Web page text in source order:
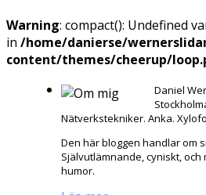
Warning: compact(): Undefined
in /home/danierse/
content/themes/cheerup/
Daniel
Nätverkstekniker. Anka.
Den här bloggen handlar om
Självutlämnande, cyniskt,
humor.